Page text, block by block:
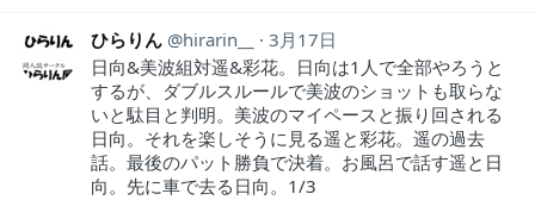
ひらりん hirarin__
3月17日
日向&美波組対遥&彩花。日向は1人で全部やろうと
するが、ダブルスルールで美波のショットも取らな
いと駄目と判明。美波のマイペースと振り回される
日向。それを楽しそうに見る遥と彩花。遥の過去
話。最後のパット勝負で決着。お風呂で話す遥と日
向。先に車で去る日向。1/3